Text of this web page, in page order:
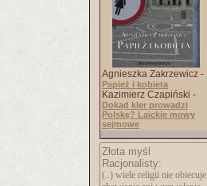
Agnieszka Zakrzewicz -
Papież i kobieta
Kazimierz Czapiński -
Dokąd kler prowadzi
Polskę? Laickie mowy
sejmowe
Złota myśl
Racjonalisty:
(..) wiele religii nie obiecuje